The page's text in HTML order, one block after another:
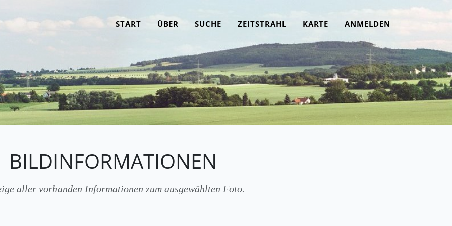
START ÜBER SUCHE ZEITSTRAHL KARTE ANMELDEN
BILDINFORMATIONEN
aller vorhanden Informationen zum ausgewählten Foto.